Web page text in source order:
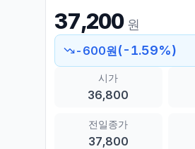
37,200 원
-600원 (-1.59%)
시가
36,800
전일종가
37,800